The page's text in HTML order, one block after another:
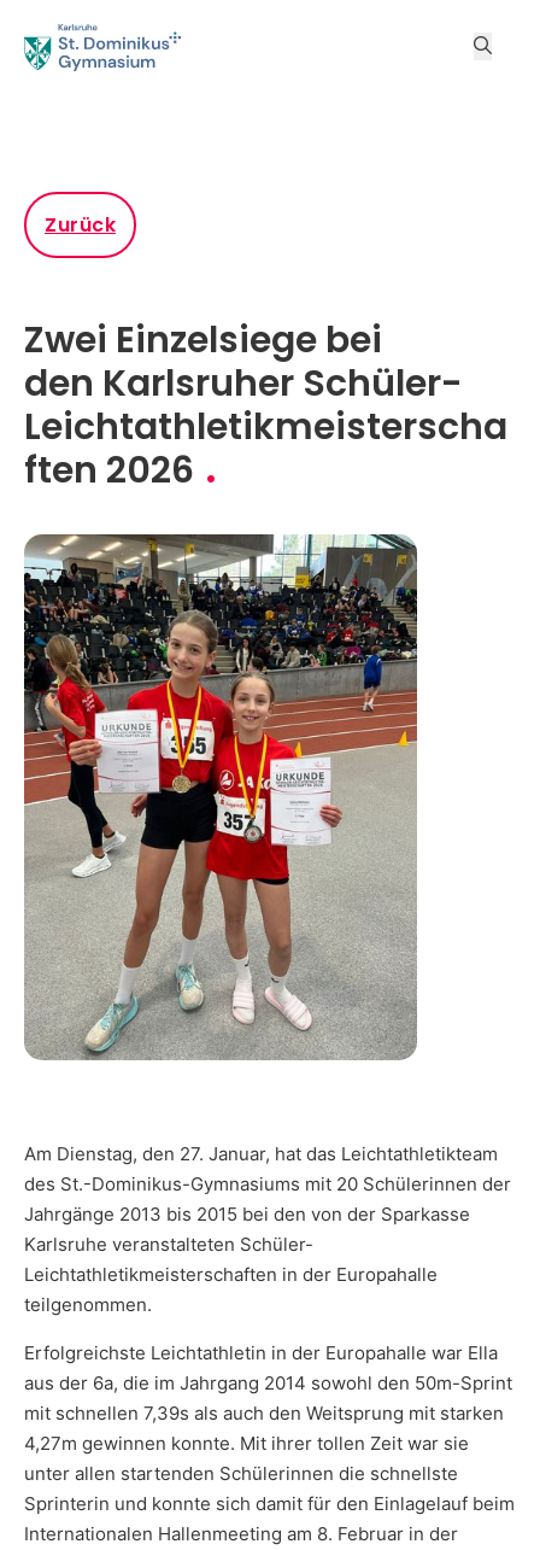
Zurück
Zwei Einzelsiege bei
den Karlsruher Schüler-
Leichtathletikmeisterscha
ften 2026
Am Dienstag, den 27. Januar, hat das Leichtathletikteam
des St.-Dominikus-Gymnasiums mit 20 Schülerinnen der
Jahrgänge 2013 bis 2015 bei den von der Sparkasse
Karlsruhe veranstalteten Schüler-
Leichtathletikmeisterschaften in der Europahalle
teilgenommen.
Erfolgreichste Leichtathletin in der Europahalle war Ella
aus der 6a, die im Jahrgang 2014 sowohl den 50m-Sprint
mit schnellen 7,39s als auch den Weitsprung mit starken
4,27m gewinnen konnte. Mit ihrer tollen Zeit war sie
unter allen startenden Schülerinnen die schnellste
Sprinterin und konnte sich damit für den Einlagelauf beim
Internationalen Hallenmeeting am 8. Februar in der